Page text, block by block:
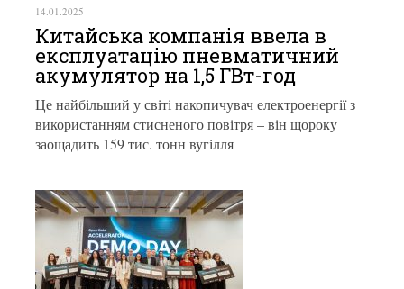
14.01.2025
Китайська компанія ввела в
експлуатацію пневматичний
акумулятор на 1,5 ГВт-год
Це найбільший у світі накопичувач електроенергії з
використанням стисненого повітря – він щороку
заощадить 159 тис. тонн вугілля